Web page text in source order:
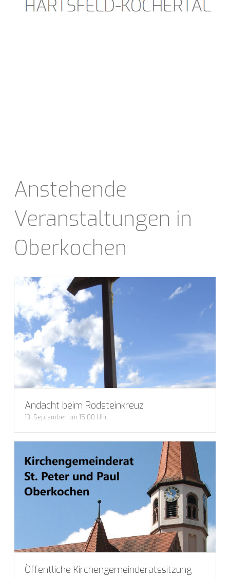
Anstehende
Veranstaltungen in
Oberkochen
Andacht beim Rodsteinkreuz
13. September um 15:00 Uhr
Öffentliche Kirchengemeinderatssitzung